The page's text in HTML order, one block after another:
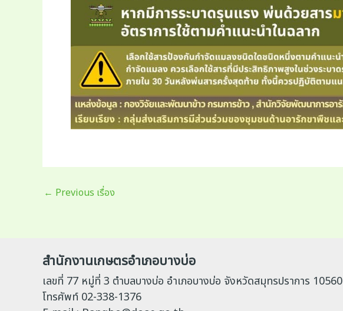
Post
← Previous เรื่อง
สำนักงานเกษตรอำเภอบางบ่อ
เลขที่ 77 หมู่ที่ 3 ตำบลบางบ่อ อำเภอบางบ่อ จังหวัดสมุทรปราการ 10560
โทรศัพท์ 02-338-1376